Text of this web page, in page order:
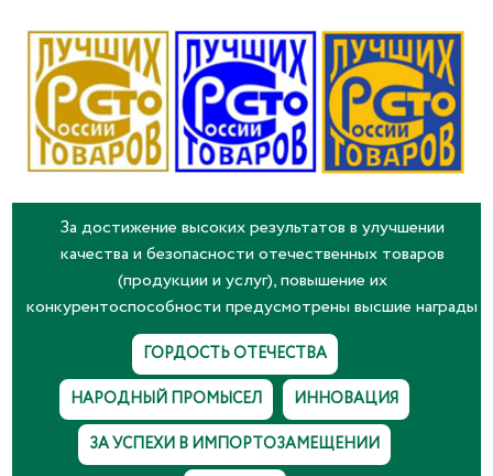
За достижение высоких результатов в улучшении
качества и безопасности отечественных товаров
(продукции и услуг), повышение их
конкурентоспособности предусмотрены высшие награды
ГОРДОСТЬ ОТЕЧЕСТВА
НАРОДНЫЙ ПРОМЫСЕЛ ИННОВАЦИЯ
ЗА УСПЕХИ В ИМПОРТОЗАМЕЩЕНИИ